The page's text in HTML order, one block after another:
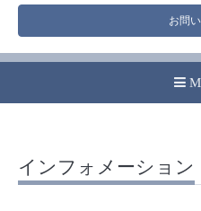
お問
インフォメーション